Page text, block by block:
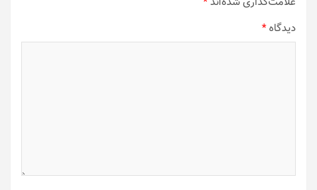
دیدگاه*